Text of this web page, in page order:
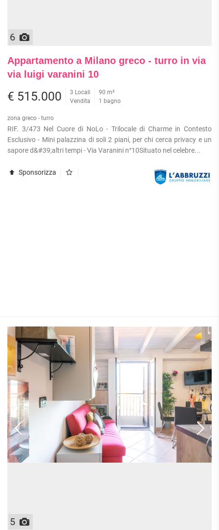
6
Appartamento a Milano greco - turro in via
via luigi varanini 10
€ 515.000
3 Locali
Vendita
90 m²
1 bagno
zona greco - turro
RIF. 3/473 Nel Cuore di NoLo - Trilocale di Charme in Contesto
Esclusivo - Mini palazzina di soli 2 piani, per chi cerca privacy e un
sapore d&#39;altri tempi - Via Varanini n°10Situato nel celebre...
Sponsorizza
5